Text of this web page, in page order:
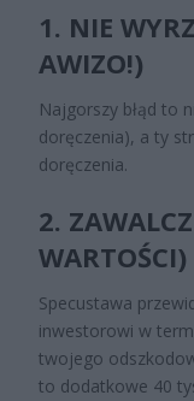
1. NIE
AWIZO!)
Najgorszy błąd to
doręczenia), a ty
doręczenia.
2.
WARTOŚCI)
Specustawa
inwestorowi w
twojego
to dodatkowe 40